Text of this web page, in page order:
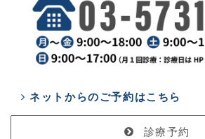
ネットからのご予約はこちら
診療予約